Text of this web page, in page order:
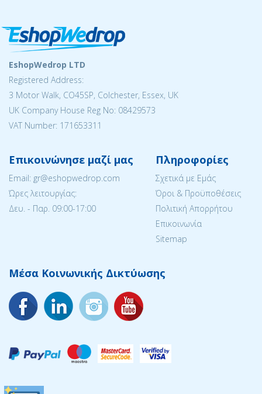
EshopWedrop LTD
Registered Address:
3 Motor Walk, CO45SP, Colchester, Essex, UK
UK Company House Reg No: 08429573
VAT Number: 171653311
Επικοινώνησε μαζί μας
Email: gr@eshopwedrop.com
Ώρες λειτουργίας:
Δευ. - Παρ. 09:00-17:00
Πληροφορίες
Σχετικά με Εμάς
Όροι & Προϋποθέσεις
Πολιτική Απορρήτου
Επικοινωνία
Sitemap
Μέσα Κοινωνικής Δικτύωσης